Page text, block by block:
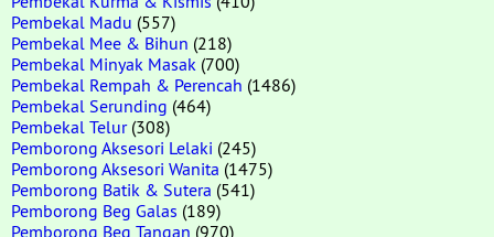
Pembekal Madu (557)
Pembekal Mee & Bihun (218)
Pembekal Minyak Masak (700)
Pembekal Rempah & Perencah (1486)
Pembekal Serunding (464)
Pembekal Telur(308)
Pemborong Aksesori Lelaki (245)
Pemborong Aksesori Wanita (1475)
Pemborong Batik & Sutera (541)
Pemborong Beg Galas (189)
Pemborong Beg Tangan (970)